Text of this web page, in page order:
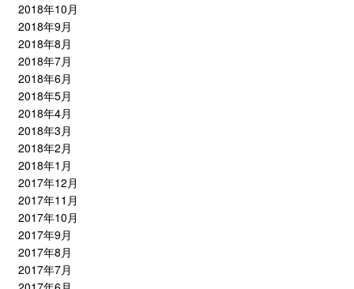
2018年10月
2018年9月
2018年8月
2018年7月
2018年6月
2018年5月
2018年4月
2018年3月
2018年2月
2018年1月
2017年12月
2017年11月
2017年10月
2017年9月
2017年8月
2017年7月